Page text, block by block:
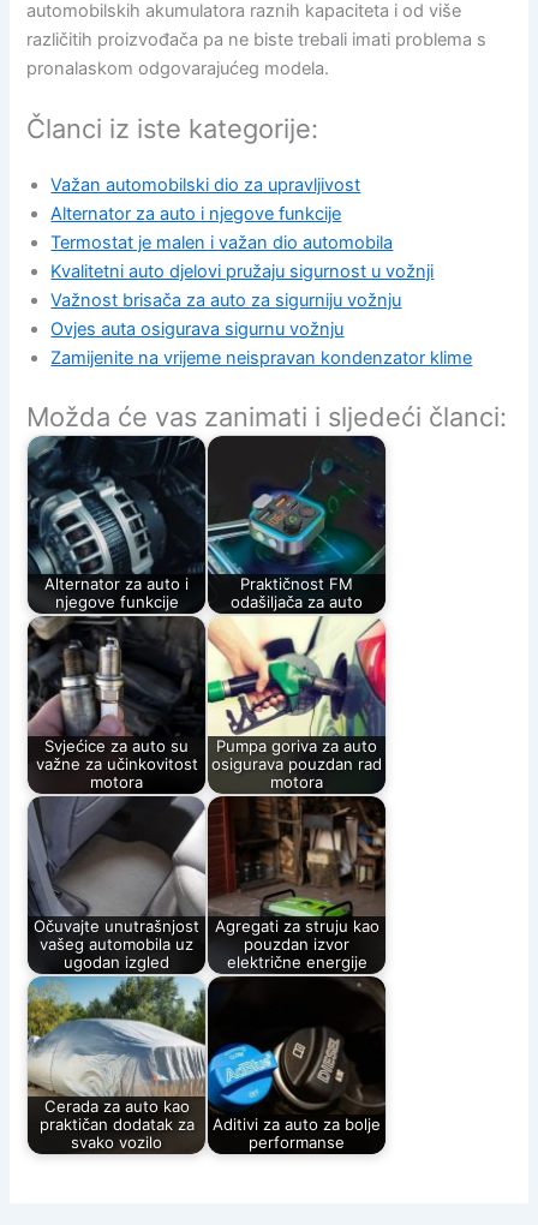
automobilskih akumulatora raznih kapaciteta i od više
različitih proizvođača pa ne biste trebali imati problema s
pronalaskom odgovarajućeg modela.
Članci iz iste kategorije:
Važan automobilski dio za upravljivost
Alternator za auto i njegove funkcije
Termostat je malen i važan dio automobila
Kvalitetni auto djelovi pružaju sigurnost u vožnji
Važnost brisača za auto za sigurniju vožnju
Ovjes auta osigurava sigurnu vožnju
Zamijenite na vrijeme neispravan kondenzator klime
Možda će vas zanimati i sljedeći članci:
Alternator za auto i
njegove funkcije
Praktičnost FM
odašiljača za auto
Svjećice za auto su
važne za učinkovitost
motora
Pumpa goriva za auto
osigurava pouzdan rad
motora
Očuvajte unutrašnjost
vašeg automobila uz
ugodan izgled
Agregati za struju kao
pouzdan izvor
električne energije
Cerada za auto kao
praktičan dodatak za
svako vozilo
Aditivi za auto za bolje
performanse